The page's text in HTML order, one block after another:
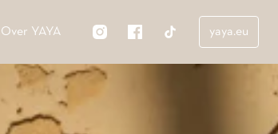
Over YAYA yaya.eu